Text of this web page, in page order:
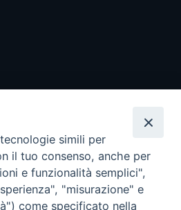
simili per
il tuo consenso, anche per
e funzionalità semplici",
"misurazione" e
come specificato nella